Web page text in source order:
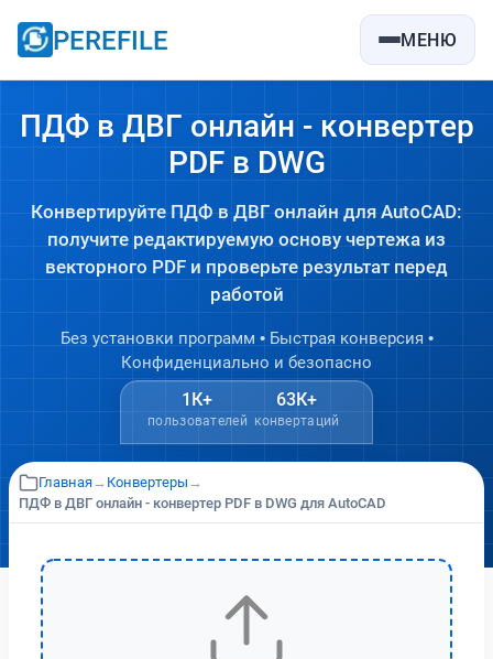
PEREFILE МЕНЮ
ПДФ в ДВГ онлайн - конвертер
PDF в DWG
Конвертируйте ПДФ в ДВГ онлайн для AutoCAD:
получите редактируемую основу чертежа из
векторного PDF и проверьте результат перед
работой
Без установки программ • Быстрая конверсия •
Конфиденциально и безопасно
1К+
пользователей
63К+
конвертаций
Главная→ Конвертеры→
ПДФ в ДВГ онлайн - конвертер PDF в DWG для AutoCAD